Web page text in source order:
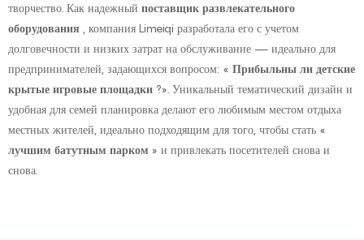
творчество. Как надежный поставщик развлекательного
оборудования , компания Limeiqi разработала его с учетом
долговечности и низких затрат на обслуживание — идеально для
предпринимателей, задающихся вопросом: « Прибыльны ли детские
крытые игровые площадки ?». Уникальный тематический дизайн и
удобная для семей планировка делают его любимым местом отдыха
местных жителей, идеально подходящим для того, чтобы стать «
лучшим батутным парком » и привлекать посетителей снова и
снова.